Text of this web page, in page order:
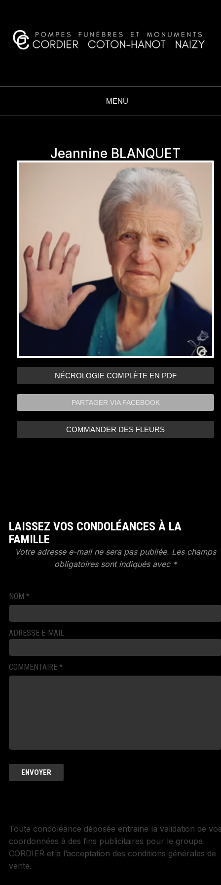
NAIZY
MENU
Jeannine BLANQUET
PARTAGER VIA FACEBOOK
LAISSEZ VOS CONDOLÉANCES À LA
FAMILLE
Votre adresse e-mail ne sera pas publiée. Les champs
obligatoires sont indiqués avec *
NOM *
ADRESSE E-MAIL
COMMENTAIRE *
Toute condoléance déposée entraine la validation de
coordonnées à des fins publicitaires pour le groupe
CORDIER et à l’acceptation des conditions générales de
vente.